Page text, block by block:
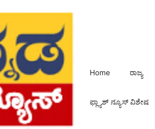
Home ರಾಜ್ಯ
ಫ್ಲ್ಯಾಶ್ ನ್ಯೂಸ್ ವಿಶೇಷ